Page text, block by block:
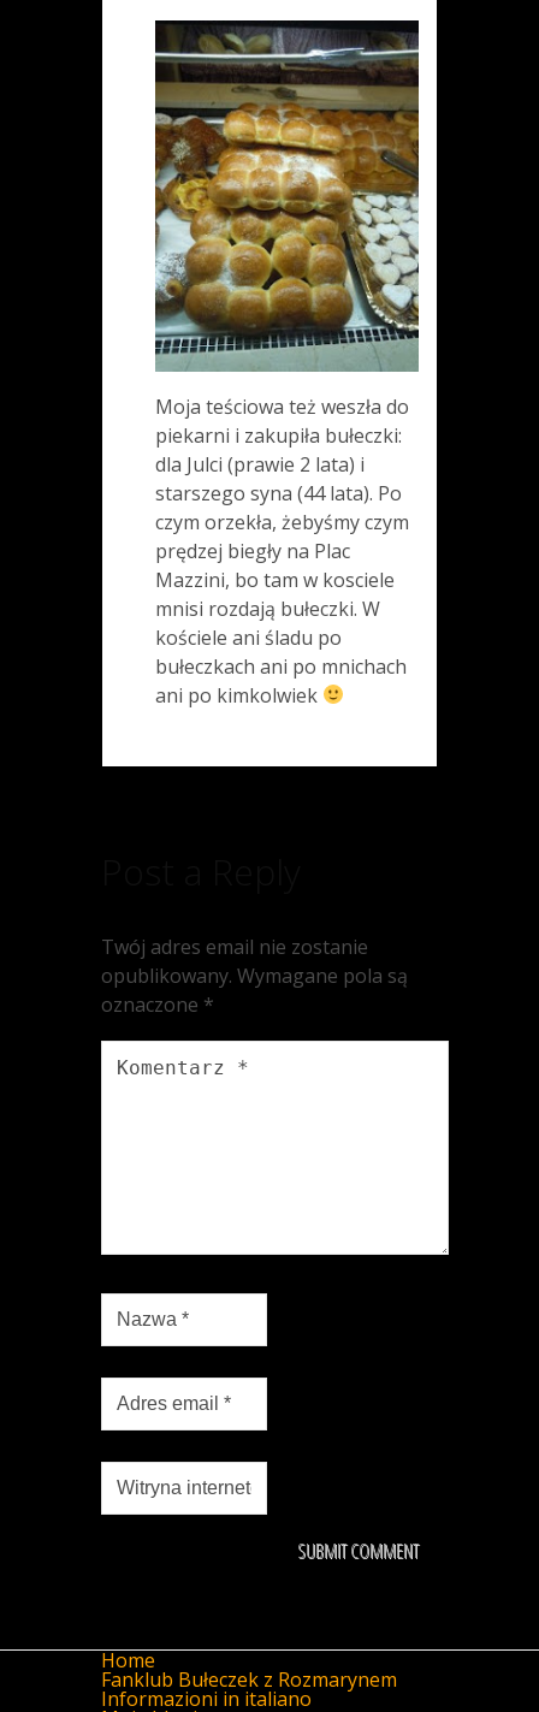
Moja teściowa też weszła do
piekarni i zakupiła bułeczki:
dla Julci (prawie 2 lata) i
starszego syna (44 lata). Po
czym orzekła, żebyśmy czym
prędzej biegły na Plac
Mazzini, bo tam w kosciele
mnisi rozdają bułeczki. W
kościele ani śladu po
bułeczkach ani po mnichach
ani po kimkolwiek
Twój adres email nie zostanie
opublikowany. Wymagane pola są
oznaczone *
Home
Fanklub Bułeczek z Rozmarynem
Informazioni in italiano